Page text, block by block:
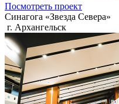
Посмотреть проект
Синагога «Звезда Севера»
г. Архангельск